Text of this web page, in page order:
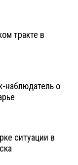
тракте в
наблюдатель о
ситуации в